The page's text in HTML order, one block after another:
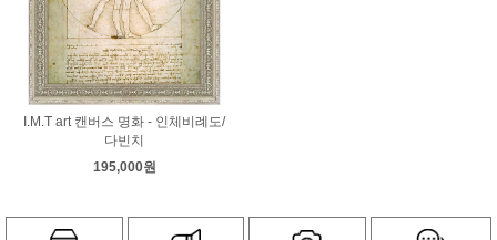
I.M.T art 캔버스 명화 - 인체비례도/
다빈치
195,000원